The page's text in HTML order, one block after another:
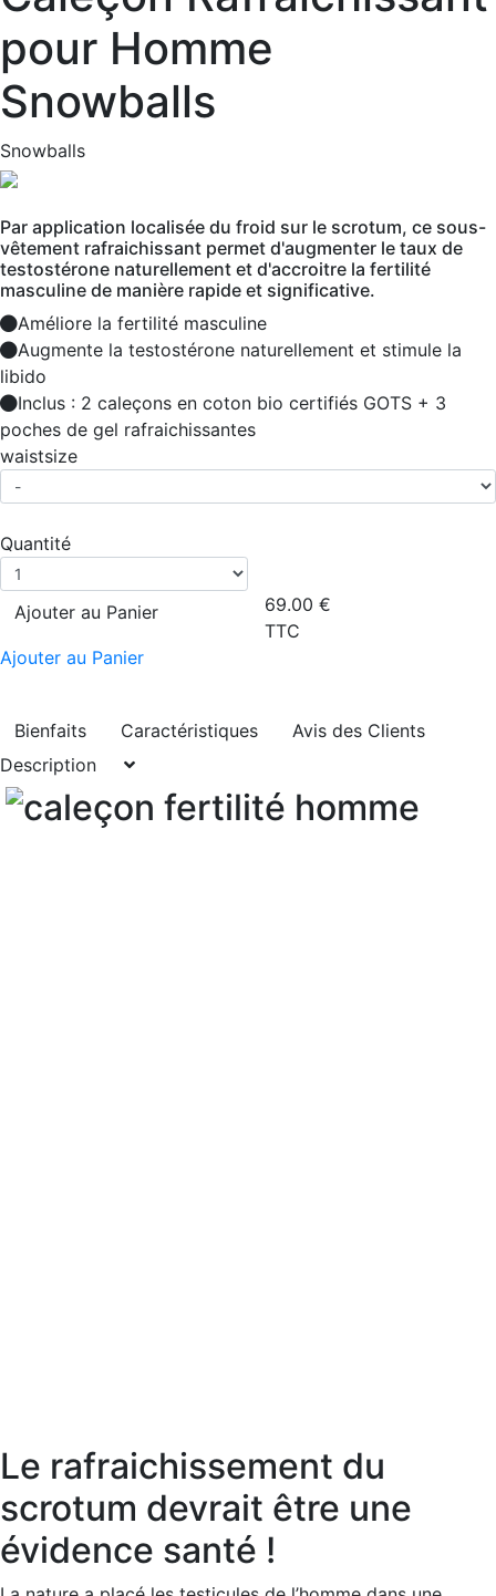
pour Homme
Snowballs
Snowballs
Par application localisée du froid sur le scrotum, ce sous-
vêtement rafraichissant permet d'augmenter le taux de
testostérone naturellement et d'accroitre la fertilité
masculine de manière rapide et significative.
Améliore la fertilité masculine
Augmente la testostérone naturellement et stimule la
libido
Inclus : 2 caleçons en coton bio certifiés GOTS + 3
poches de gel rafraichissantes
waistsize
Quantité
Ajouter au Panier
Ajouter au Panier
69.00 €
TTC
Bienfaits Caractéristiques
Avis des Clients
Description
Le rafraichissement du
scrotum devrait être une
évidence santé !